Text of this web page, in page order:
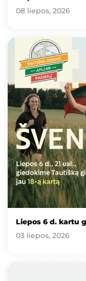
08 liepos, 2026
Liepos 6 d. kartu
03 liepos, 2026